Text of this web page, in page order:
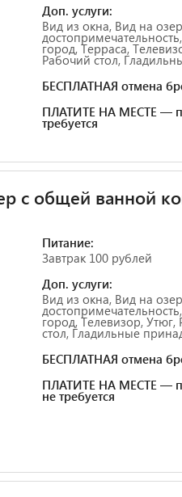
Доп. услуги:
Вид из окна, Вид на
город, Терраса,
Рабочий стол,
БЕСПЛАТНАЯ отмена
ПЛАТИТЕ НА МЕСТЕ —
требуется
с общей ванной
Питание:
Завтрак 100 рублей
Доп. услуги:
Вид из окна, Вид на
город, Телевизор, Утюг,
стол, Гладильные
БЕСПЛАТНАЯ отмена
ПЛАТИТЕ НА МЕСТЕ —
не требуется